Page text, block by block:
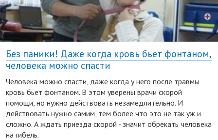
Без паники! Даже когда кровь бьет фонтаном,
человека можно спасти
Человека можно спасти, даже когда у него после травмы
кровь бьет фонтаном. В этом уверены врачи скорой
помощи, но нужно действовать незамедлительно. И
действовать нужно самим, тем более что это не так уж и
сложно. А ждать приезда скорой - значит обрекать человека
на гибель.